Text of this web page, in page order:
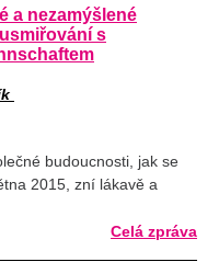
a nezamýšlené
s
budoucnosti, jak se
2015, zní lákavě a
Celá zpráva